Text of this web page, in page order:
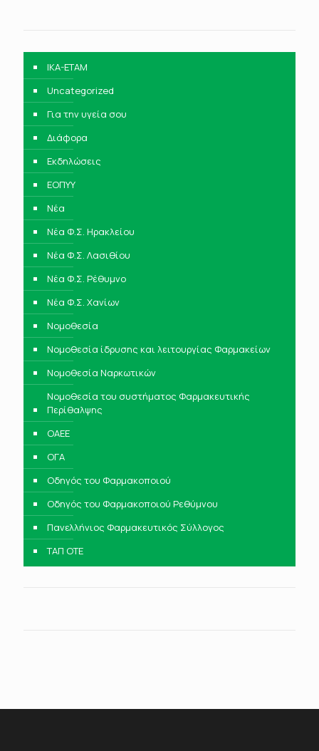
IKA-ETAM
Uncategorized
Για την υγεία σου
Διάφορα
Εκδηλώσεις
ΕΟΠΥΥ
Νέα
Νέα Φ.Σ. Ηρακλείου
Νέα Φ.Σ. Λασιθίου
Νέα Φ.Σ. Ρέθυμνο
Νέα Φ.Σ. Χανίων
Νομοθεσία
Νομοθεσία ίδρυσης και λειτουργίας Φαρμακείων
Νομοθεσία Ναρκωτικών
Νομοθεσία του συστήματος Φαρμακευτικής
Περίθαλψης
ΟΑΕΕ
ΟΓΑ
Οδηγός του Φαρμακοποιού
Οδηγός του Φαρμακοποιού Ρεθύμνου
Πανελλήνιος Φαρμακευτικός Σύλλογος
ΤΑΠ ΟΤΕ